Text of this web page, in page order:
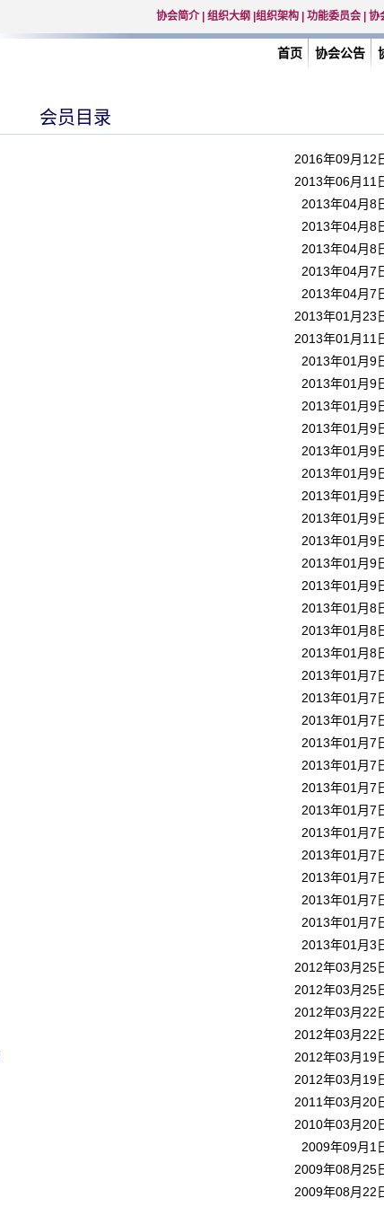
协会简介 组织大纲 组织架构 功能委员会 协
协会公告
首页
会员目录
2016年09月12
2013年06月11
2013年04月8
2013年04月8
2013年04月8
2013年04月7
2013年04月7
2013年01月23
2013年01月11
2013年01月9
2013年01月9
2013年01月9
2013年01月9
2013年01月9
2013年01月9
2013年01月9
2013年01月9
2013年01月9
2013年01月9
2013年01月9
2013年01月8
2013年01月8
2013年01月8
2013年01月7
2013年01月7
2013年01月7
2013年01月7
2013年01月7
2013年01月7
2013年01月7
2013年01月7
2013年01月7
2013年01月7
2013年01月7
2013年01月7
2013年01月3
2012年03月25
2012年03月25
2012年03月22
2012年03月22
2012年03月19
2012年03月19
2011年03月20
2010年03月20
2009年09月1
2009年08月25
2009年08月22